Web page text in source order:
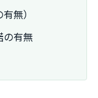
無）
の有無